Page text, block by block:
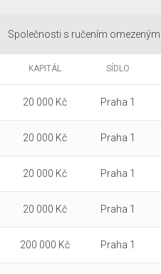
Společnosti s ručením omezeným
KAPITÁL SÍDLO
20 000 Kč Praha 1
20 000 Kč Praha 1
20 000 Kč Praha 1
20 000 Kč Praha 1
200 000 Kč Praha 1